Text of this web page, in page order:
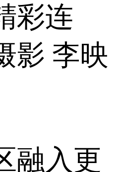
彩连
影 李映
融入更